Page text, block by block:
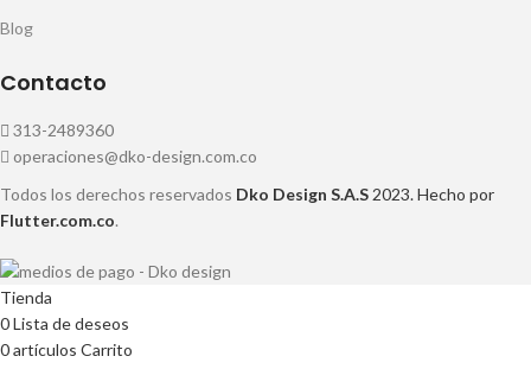
Blog
Contacto
313-2489360
operaciones@dko-design.com.co
Todos los derechos reservados Dko Design S.A.S 2023. Hecho por
Flutter.com.co.
Tienda
0Lista de deseos
0artículos Carrito